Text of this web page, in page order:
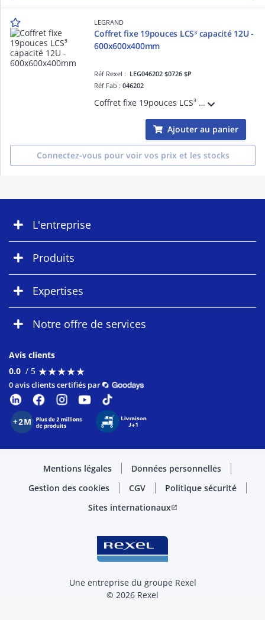
LEGRAND
Coffret fixe 19pouces LCS³ capacité 12U -
600x600x400mm
Réf Rexel : LEG046202 $0726 $P
Réf Fab :046202
Coffret fixe 19pouces LCS³ capacité 12U IP20 IK08 - 600x600x400mm - avec porte galbée réversible en verre de sécurité et fermeture par serrure à clé - livré avec kit de mise à la masse - charge admissible 36kg - gris anthracite RAL7016
Ajouter au panier
Connectez-vous pour voir vos prix et les stocks
L'entreprise
Produits
Expertises
Notre offre de services
Avis clients
0.0 / 5 ★★★★★
★★★★★
0 avis clients certifiés par
Mentions légales
Données personnelles
Gestion des cookies
CGV
Politique sécurité
Sites internationauxopen_in_new
Une entreprise du groupe Rexel
© 2026 Rexel